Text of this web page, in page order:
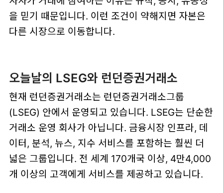
을 믿기 때문입니다. 이런 조건이 약해지면 자본은
다른 시장으로 이동합니다.
오늘날의 LSEG와 런던증권거래소
현재 런던증권거래소는 런던증권거래소그룹
(LSEG) 안에서 운영되고 있습니다. LSEG는 단순한
거래소 운영 회사가 아닙니다. 금융시장 인프라, 데
이터, 분석, 뉴스, 지수 서비스를 포함하는 훨씬 더
넓은 그룹입니다. 전 세계 170개국 이상, 4만4,000
개 이상의 고객에게 서비스를 제공하고 있습니다.